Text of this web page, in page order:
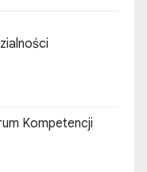
Kompetencji